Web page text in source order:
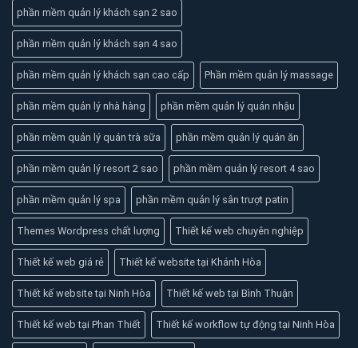
phần mềm quản lý khách sạn 2 sao
phần mềm quản lý khách sạn 4 sao
phần mềm quản lý khách sạn cao cấp Phần mềm quản lý massage
phần mềm quản lý nhà hàng phần mềm quản lý quán nhậu
phần mềm quản lý quán trà sữa phần mềm quản lý quán ăn
phần mềm quản lý resort 2 sao phần mềm quản lý resort 4 sao
phần mềm quản lý spa phần mềm quản lý sân trượt patin
Themes Wordpress chất lượng Thiết kế web chuyên nghiệp
Thiết kế web giá rẻ Thiết kế website tại Khánh Hòa
Thiết kế website tại Ninh Hòa Thiết kế web tại Bình Thuận
Thiết kế web tại Phan Thiết Thiết kế workflow tự động tại Ninh Hòa